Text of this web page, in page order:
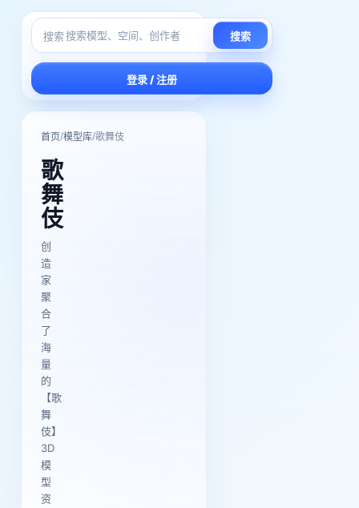
搜索 搜索
登录 / 注册
首页/模型库/歌舞伎
歌
舞
伎
创
造
家
聚
合
了
海
量
的
【歌
舞
伎】
3D
模
型
资